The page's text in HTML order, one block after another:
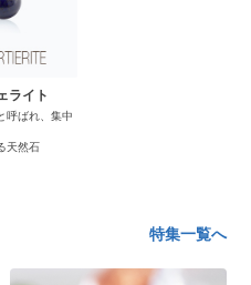
ライト
呼ばれ、集中
天然石
特集一覧へ